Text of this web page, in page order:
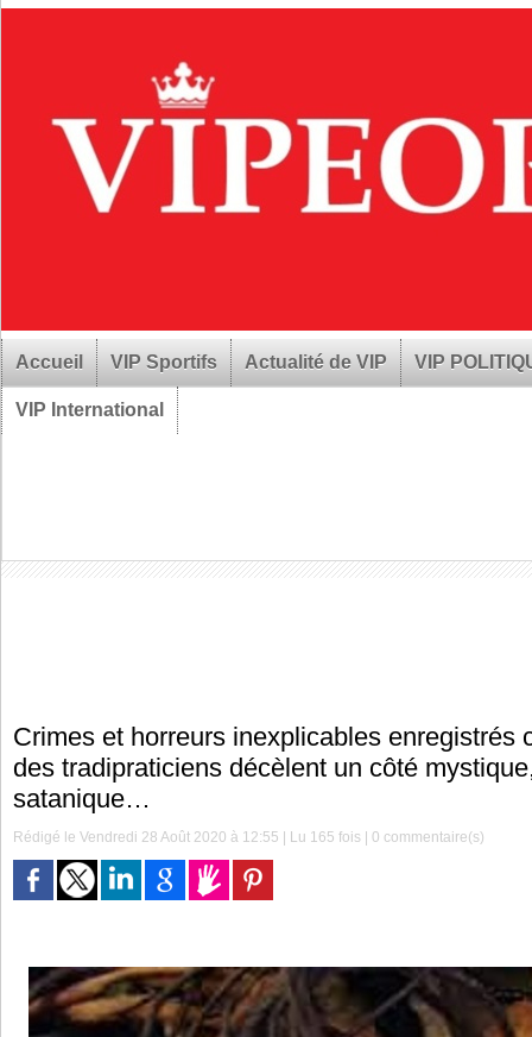
Accueil VIP Sportifs Actualité de VIP VIP
VIP International
Crimes et horreurs inexplicables enregistrés
des tradipraticiens décèlent un côté
satanique…
Rédigé le Vendredi 28 Août 2020 à 12:55 | Lu 165 fois |0 commentaire(s)